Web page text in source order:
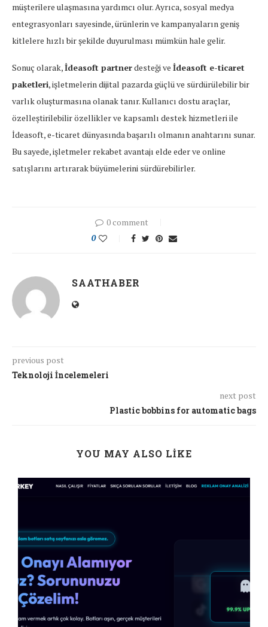
müşterilere ulaşmasına yardımcı olur. Ayrıca, sosyal medya
entegrasyonları sayesinde, ürünlerin ve kampanyaların geniş
kitlelere hızlı bir şekilde duyurulması mümkün hale gelir.
Sonuç olarak,İdeasoft partnerdesteği ve İdeasoft e-ticaret
paketleri, işletmelerin dijital pazarda güçlü ve sürdürülebilir bir
varlık oluşturmasına olanak tanır. Kullanıcı dostu araçlar,
özelleştirilebilir özellikler ve kapsamlı destek hizmetleri ile
İdeasoft, e-ticaret dünyasında başarılı olmanın anahtarını sunar.
Bu sayede, işletmeler rekabet avantajı elde eder ve online
satışlarını artırarak büyümelerini sürdürebilirler.
0 comment
0
SAATHABER
previous post
Teknoloji İncelemeleri
next post
Plastic bobbins for automatic bags
YOU MAY ALSO LIKE